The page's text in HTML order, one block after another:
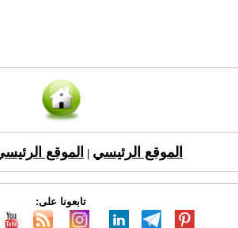
الموقع الرئيسي الموقع
تابعونا على: